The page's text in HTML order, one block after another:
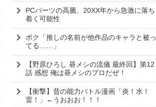
PCパーツの高騰、20XX年から急激に落ち
着く可能性
ボク「推しの名前が他作品のキャラと被っ
てる……」
【野原ひろし 昼メシの流儀 最終回】第12
話 感想 俺は昼メシのプロだぜ！
【衝撃】昔の能力バトル漫画「炎！水！
雷！」←うおおお！！！